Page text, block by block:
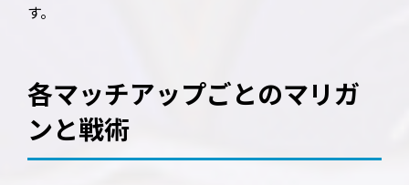
す。
各マッチアップごとのマリガ
ンと戦術